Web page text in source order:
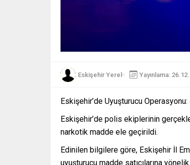
Eskişehir Yerel Yayınlama:
Eskişehir’de Uyuşturucu
Eskişehir’de polis ekiplerinin
narkotik madde ele geçirildi.
Edinilen bilgilere göre, Eskişehir İl
uyuşturucu madde satıcılarına